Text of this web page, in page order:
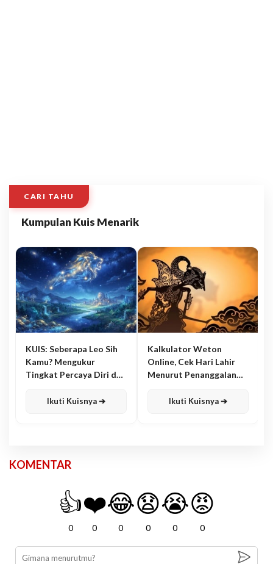
CARI TAHU
Kumpulan Kuis Menarik
KUIS: Seberapa Leo Sih
Kamu? Mengukur
Tingkat Percaya Diri dan
Ikuti Kuisnya ➔
Kalkulator Weton
Online, Cek Hari Lahir
Menurut Penanggalan
Ikuti Kuisnya ➔
KOMENTAR
👍
0
❤️
0
😂
0
😧
0
😭
0
😡
0